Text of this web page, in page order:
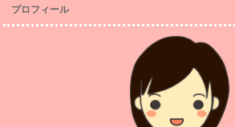
プロフィール